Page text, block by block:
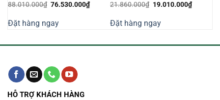
88.010.000₫ Giá
88.010.000₫.
76.530.000₫Giá
hiện
76.530.000₫.
Đặt hàng ngay
21.860.000₫ Giá
21.860.000₫.
19.010.000₫Giá
hiện
Đặt hàng ngay
HỖ TRỢ KHÁCH HÀNG